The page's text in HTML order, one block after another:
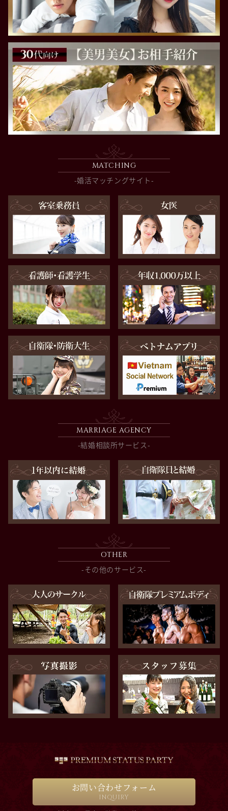
MATCHING
-婚活マッチングサイト-
MARRIAGE AGENCY
-結婚相談所サービス-
OTHER
-その他のサービス-
お問い合わせフォーム
INQUIRY